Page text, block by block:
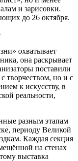
и зарисовки.
до 26 октября.
охватывает
она раскрывает
поставили
творчеством, но и с
к искусству, в
реальности,
разным этапам
периоду Великой
Каждая секция
на стенах
выставка